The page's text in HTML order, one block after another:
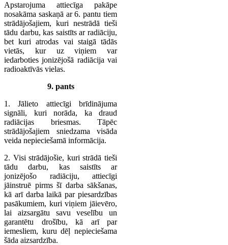
Apstarojuma attiecīga pakāpe
nosakāma saskaņā ar 6. pantu tiem
strādājošajiem, kuri nestrādā tieši
tādu darbu, kas saistīts ar radiāciju,
bet kuri atrodas vai staigā tādās
vietās, kur uz viņiem var
iedarboties jonizējošā radiācija vai
radioaktīvās vielas.
9. pants
1. Jālieto attiecīgi brīdinājuma
signāli, kuri norāda, ka draud
radiācijas briesmas. Tāpēc
strādājošajiem sniedzama visāda
veida nepieciešamā informācija.
2. Visi strādājošie, kuri strādā tieši
tādu darbu, kas saistīts ar
jonizējošo radiāciju, attiecīgi
jāinstruē pirms šī darba sākšanas,
kā arī darba laikā par piesardzības
pasākumiem, kuri viņiem jāievēro,
lai aizsargātu savu veselību un
garantētu drošību, kā arī par
iemesliem, kuru dēļ nepieciešama
šāda aizsardzība.